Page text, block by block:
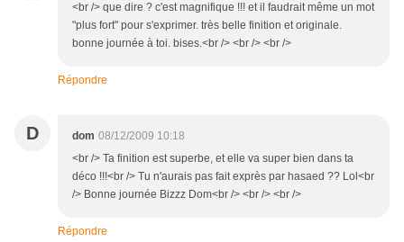
<br /> que dire ? c'est magnifique !!! et il faudrait même un mot
"plus fort" pour s'exprimer. très belle finition et originale.
bonne journée à toi. bises.<br /> <br /> <br />
Répondre
D dom 08/12/2009 10:18
<br /> Ta finition est superbe, et elle va super bien dans ta
déco !!!<br /> Tu n'aurais pas fait exprès par hasaed ?? Lol<br
/> Bonne journée Bizzz Dom<br /> <br /> <br />
Répondre